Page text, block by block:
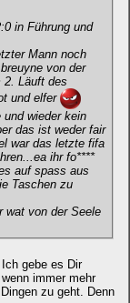
in Führung und
Mann noch
von der
2. Läuft des
und elfer
wieder kein
das ist weder fair
war das letzte fifa
ihr fo****
auf spass aus
Taschen zu
wat von der Seele
gebe es Dir
immer mehr
zu geht. Denn